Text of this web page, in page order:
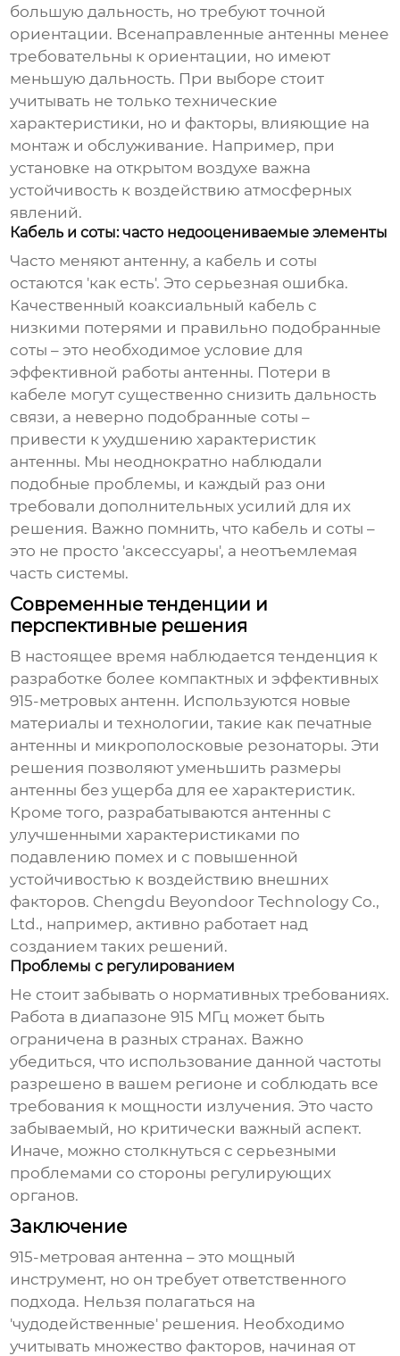
большую дальность, но требуют точной
ориентации. Всенаправленные антенны менее
требовательны к ориентации, но имеют
меньшую дальность. При выборе стоит
учитывать не только технические
характеристики, но и факторы, влияющие на
монтаж и обслуживание. Например, при
установке на открытом воздухе важна
устойчивость к воздействию атмосферных
явлений.
Кабель и соты: часто недооцениваемые элементы
Часто меняют антенну, а кабель и соты
остаются 'как есть'. Это серьезная ошибка.
Качественный коаксиальный кабель с
низкими потерями и правильно подобранные
соты – это необходимое условие для
эффективной работы антенны. Потери в
кабеле могут существенно снизить дальность
связи, а неверно подобранные соты –
привести к ухудшению характеристик
антенны. Мы неоднократно наблюдали
подобные проблемы, и каждый раз они
требовали дополнительных усилий для их
решения. Важно помнить, что кабель и соты –
это не просто 'аксессуары', а неотъемлемая
часть системы.
Современные тенденции и
перспективные решения
В настоящее время наблюдается тенденция к
разработке более компактных и эффективных
915-метровых антенн. Используются новые
материалы и технологии, такие как печатные
антенны и микрополосковые резонаторы. Эти
решения позволяют уменьшить размеры
антенны без ущерба для ее характеристик.
Кроме того, разрабатываются антенны с
улучшенными характеристиками по
подавлению помех и с повышенной
устойчивостью к воздействию внешних
факторов. Chengdu Beyondoor Technology Co.,
Ltd., например, активно работает над
созданием таких решений.
Проблемы с регулированием
Не стоит забывать о нормативных требованиях.
Работа в диапазоне915 МГц может быть
ограничена в разных странах. Важно
убедиться, что использование данной частоты
разрешено в вашем регионе и соблюдать все
требования к мощности излучения. Это часто
забываемый, но критически важный аспект.
Иначе, можно столкнуться с серьезными
проблемами со стороны регулирующих
органов.
Заключение
915-метровая антенна – это мощный
инструмент, но он требует ответственного
подхода. Нельзя полагаться на
'чудодейственные' решения. Необходимо
учитывать множество факторов, начиная от